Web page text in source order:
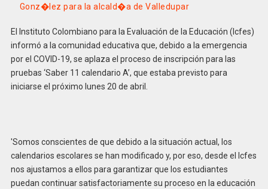
Gonz�lez para la alcald�a de Valledupar
El Instituto Colombiano para la Evaluación de la Educación (Icfes)
informó a la comunidad educativa que, debido a la emergencia
por el COVID-19, se aplaza el proceso de inscripción para las
pruebas ‘Saber 11 calendario A’, que estaba previsto para
iniciarse el próximo lunes 20 de abril.
'Somos conscientes de que debido a la situación actual, los
calendarios escolares se han modificado y, por eso, desde el Icfes
nos ajustamos a ellos para garantizar que los estudiantes
puedan continuar satisfactoriamente su proceso en la educación